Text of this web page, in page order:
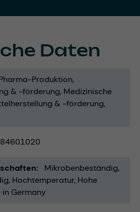
Daten
Produktion
& -förderung Medizinische
& -förderung
84601020
Mikrobenbeständig
Hochtemperatur Hohe
in Germany